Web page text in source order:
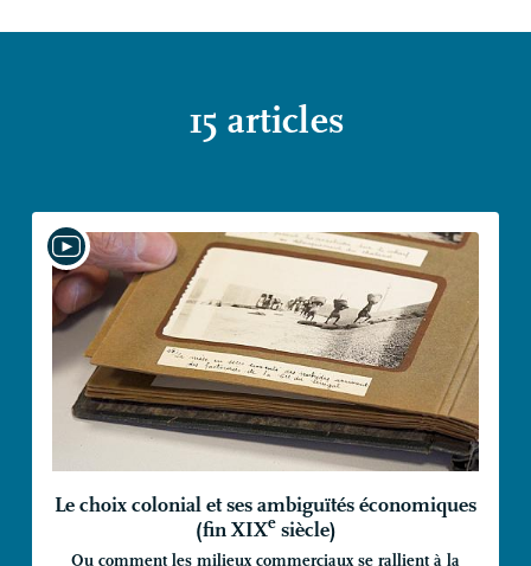
15 articles
Le choix colonial et ses ambiguïtés économiques
(finXIXesiècle)
Ou comment les milieux commerciaux se rallient à la